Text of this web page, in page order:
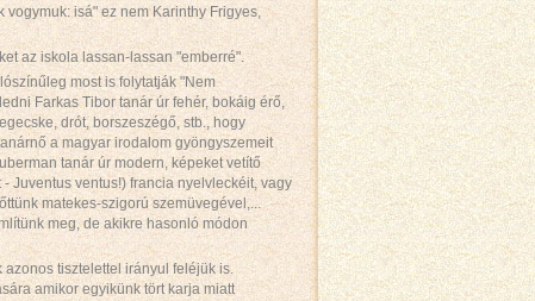
isá" ez nem Karinthy Frigyes,
az iskola lassan-lassan "emberré".
most is folytatják "Nem
Farkas Tibor tanár úr fehér, bokáig érő,
drót, borszeszégő, stb., hogy
a magyar irodalom gyöngyszemeit
tanár úr modern, képeket vetítő
Juventus ventus!) francia nyelvleckéit, vagy
matekes-szigorú szemüvegével,...
meg, de akikre hasonló módon
tisztelettel irányul feléjük is.
amikor egyikünk tört karja miatt